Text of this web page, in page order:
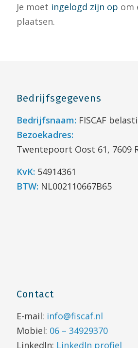
Je moet ingelogd zijn op om
plaatsen.
Bedrijfsgegevens
Bedrijfsnaam: FISCAF
Bezoekadres:
Twentepoort Oost 61, 7609
KvK: 54914361
BTW: NL002110667B65
Contact
E-mail: info@fiscaf.nl
Mobiel: 06 – 34929370
LinkedIn: LinkedIn profiel